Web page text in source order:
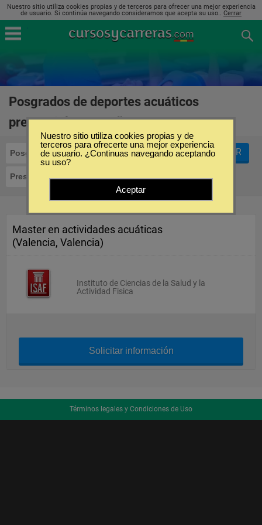
Nuestro sitio utiliza cookies propias y de terceros para ofrecer una mejor experiencia
de usuario. Si continúa navegando consideramos que acepta su uso.. Cerrar
Posgrados de deportes acuáticos
presencial en España
Posgrados Deportes Acuáticos
Presencial
FILTRAR
Master en actividades acuáticas
(Valencia, Valencia)
Instituto de Ciencias de la Salud y la
Actividad Fisica
Solicitar información
Términos legales y Condiciones de Uso
Nuestro sitio utiliza cookies propias y de
terceros para ofrecerte una mejor experiencia
de usuario. ¿Continuas navegando aceptando
su uso?
Aceptar